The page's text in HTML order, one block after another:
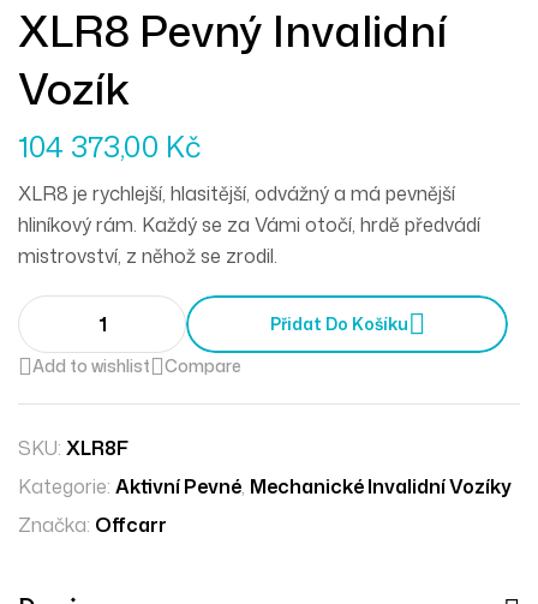
XLR8 Pevný Invalidní
Vozík
104 373,00 Kč
XLR8 je rychlejší, hlasitější, odvážný a má pevnější
hliníkový rám. Každý se za Vámi otočí, hrdě předvádí
mistrovství, z něhož se zrodil.
Přidat Do Košíku
Add to wishlist
Compare
SKU: XLR8F
Kategorie: Aktivní Pevné, Mechanické Invalidní Vozíky
Značka: Offcarr